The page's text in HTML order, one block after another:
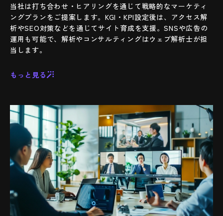
当社は打ち合わせ・ヒアリングを通じて戦略的なマーケティ
ングプランをご提案します。KGI・KPI設定後は、アクセス解
析やSEO対策などを通じてサイト育成を支援。SNSや広告の
運用も可能で、解析やコンサルティングはウェブ解析士が担
当します。
もっと見る